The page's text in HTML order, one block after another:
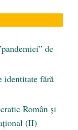
de
identitate fără
Român şi
(II)